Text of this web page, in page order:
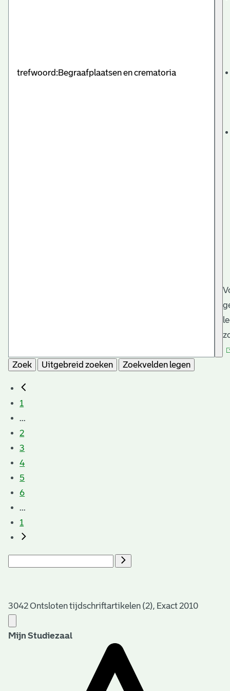
Zoek Uitgebreid zoeken Zoekvelden legen
1
...
2
3
4
5
6
...
1
3042 Ontsloten tijdschriftartikelen (2), Exact 2010
Mijn Studiezaal